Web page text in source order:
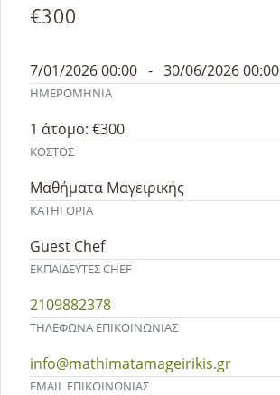
€300
ΗΜΕΡΟΜΗΝΙΑ
7/01/2026 00:00 - 30/06/2026 00:00
ΚΟΣΤΟΣ
1 άτομο: €300
ΚΑΤΗΓΟΡΙΑ
Μαθήματα Μαγειρικής
ΕΚΠΑΙΔΕΥΤEΣ CHEF
Guest Chef
ΤΗΛΕΦΩΝΑ ΕΠΙΚΟΙΝΩΝΙΑΣ
2109882378
EMAIL ΕΠΙΚΟΙΝΩΝΙΑΣ
info@mathimatamageirikis.gr